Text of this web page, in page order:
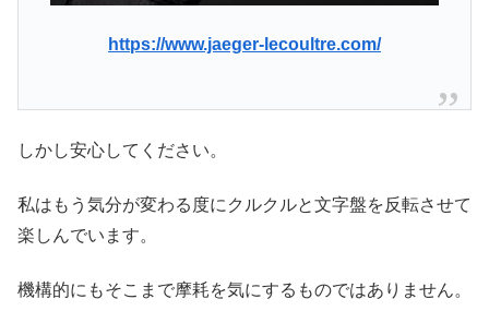
https://www.jaeger-lecoultre.com/
しかし安心してください。
私はもう気分が変わる度にクルクルと文字盤を反転させて
楽しんでいます。
機構的にもそこまで摩耗を気にするものではありません。